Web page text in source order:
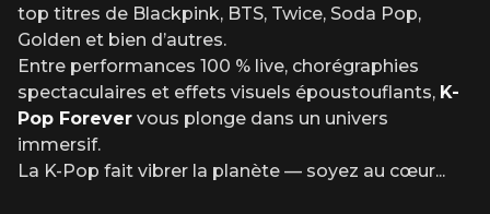
top titres de Blackpink, BTS, Twice, Soda Pop,
Golden et bien d’autres.
Entre performances 100 % live, chorégraphies
spectaculaires et effets visuels époustouflants, K-
Pop Forever vous plonge dans un univers
immersif.
La K-Pop fait vibrer la planète — soyez au cœur...